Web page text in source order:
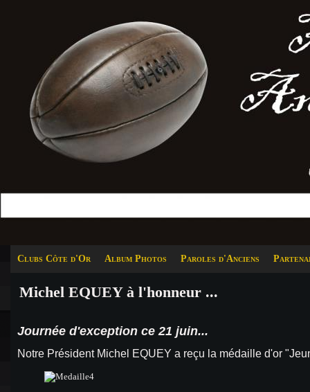
Clubs Côte d'Or Album Photos Paroles d'Anciens
Michel EQUEY à l'honneur ...
Journée d'exception ce 21 juin...
Notre Président Michel EQUEY a reçu la médaille d'or